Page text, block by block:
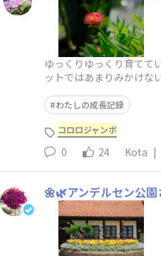
ゆっくりゆっくり育てて
ットではあまりみかけな
わたしの成長記録
コロロジャンボ
0 24 Kota |
🌼🌿アンデルセン公